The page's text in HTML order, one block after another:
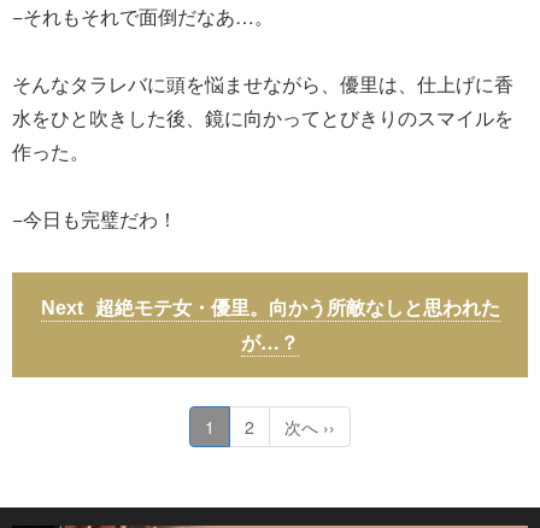
−それもそれで面倒だなあ…。
そんなタラレバに頭を悩ませながら、優里は、仕上げに香
水をひと吹きした後、鏡に向かってとびきりのスマイルを
作った。
−今日も完璧だわ！
超絶モテ女・優里。向かう所敵なしと思われた
が…？
1 2 次へ ››